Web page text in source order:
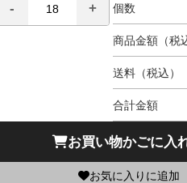
個数
商品金額（税
送料（税込）
合計金額
お買い物かごに入
お気に入りに追加